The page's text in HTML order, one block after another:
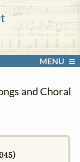
MENU
and Choral